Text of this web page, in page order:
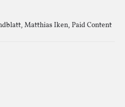
, Matthias Iken, Paid Content